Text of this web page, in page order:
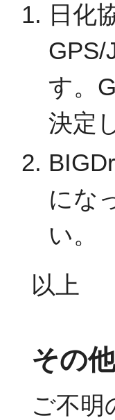
日化
GPS/
す。
決定
にな
い。
以上
その他
ご不明